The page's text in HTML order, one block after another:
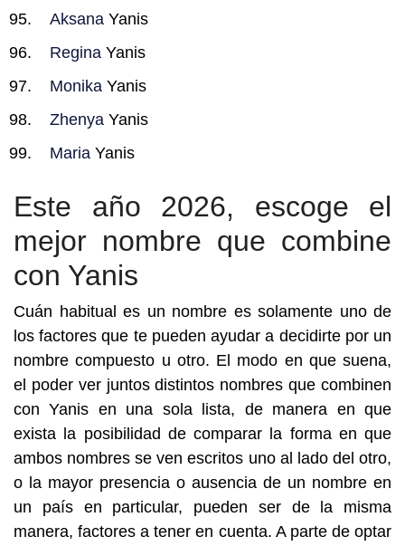
Aksana Yanis
Regina Yanis
Monika Yanis
Zhenya Yanis
Maria Yanis
Este año 2026, escoge el
mejor nombre que combine
con Yanis
Cuán habitual es un nombre es solamente uno de
los factores que te pueden ayudar a decidirte por un
nombre compuesto u otro. El modo en que suena,
el poder ver juntos distintos nombres que combinen
con Yanis en una sola lista, de manera en que
exista la posibilidad de comparar la forma en que
ambos nombres se ven escritos uno al lado del otro,
o la mayor presencia o ausencia de un nombre en
un país en particular, pueden ser de la misma
manera, factores a tener en cuenta. A parte de optar